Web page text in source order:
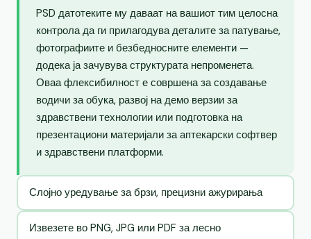
PSD датотеките му даваат на вашиот тим целосна
контрола да ги прилагодува деталите за патување,
фотографиите и безбедносните елементи —
додека ја зачувува структурата непроменета.
Оваа флексибилност е совршена за создавање
водичи за обука, развој на демо верзии за
здравствени технологии или подготовка на
презентациони материјали за аптекарски софтвер
и здравствени платформи.
Слојно уредување за брзи, прецизни ажурирања
Извезете во PNG, JPG или PDF за лесно